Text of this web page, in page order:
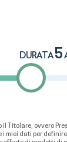
DURATA5
il Titolare, ovvero
i miei dati per